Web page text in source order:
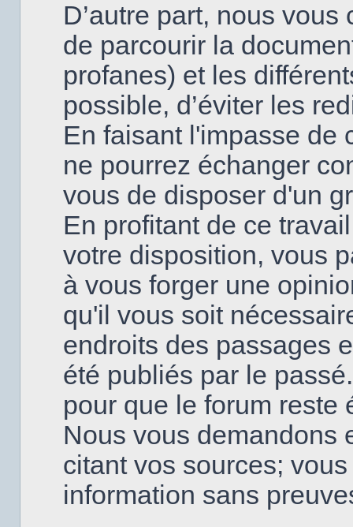
D’autre part, nous
de parcourir la
profanes) et les
possible, d’éviter les
En faisant l'impasse de
ne pourrez échanger
vous de disposer d'un
En profitant de ce
votre disposition, vous
à vous forger une
qu'il vous soit
endroits des passages
été publiés par le
pour que le forum reste
Nous vous demandons
citant vos sources;
information sans